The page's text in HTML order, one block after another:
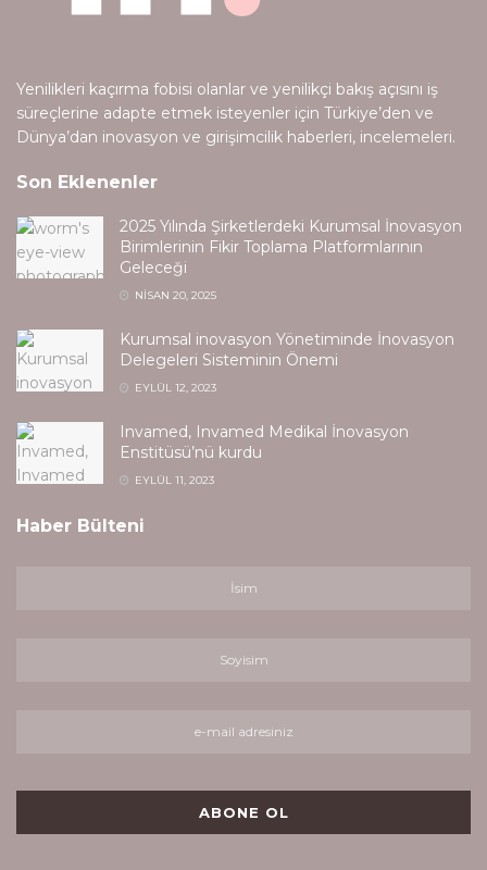
Yenilikleri kaçırma fobisi olanlar ve yenilikçi bakış açısını iş
süreçlerine adapte etmek isteyenler için Türkiye’den ve
Dünya’dan inovasyon ve girişimcilik haberleri, incelemeleri.
Son Eklenenler
2025 Yılında Şirketlerdeki Kurumsal İnovasyon
Birimlerinin Fikir Toplama Platformlarının
Geleceği
NISAN 20, 2025
Kurumsal inovasyon Yönetiminde İnovasyon
Delegeleri Sisteminin Önemi
EYLÜL 12, 2023
Invamed, Invamed Medikal İnovasyon
Enstitüsü’nü kurdu
EYLÜL 11, 2023
Haber Bülteni